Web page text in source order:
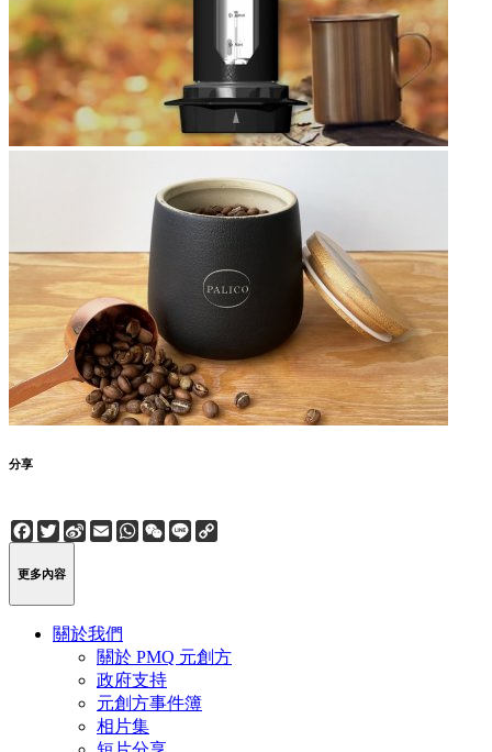
分享
Facebook
Twitter
Sina
Weibo
EmailWhatsApp
WeChat
Line
更多內容
關於我們
關於 PMQ 元創方
政府支持
元創方事件簿
相片集